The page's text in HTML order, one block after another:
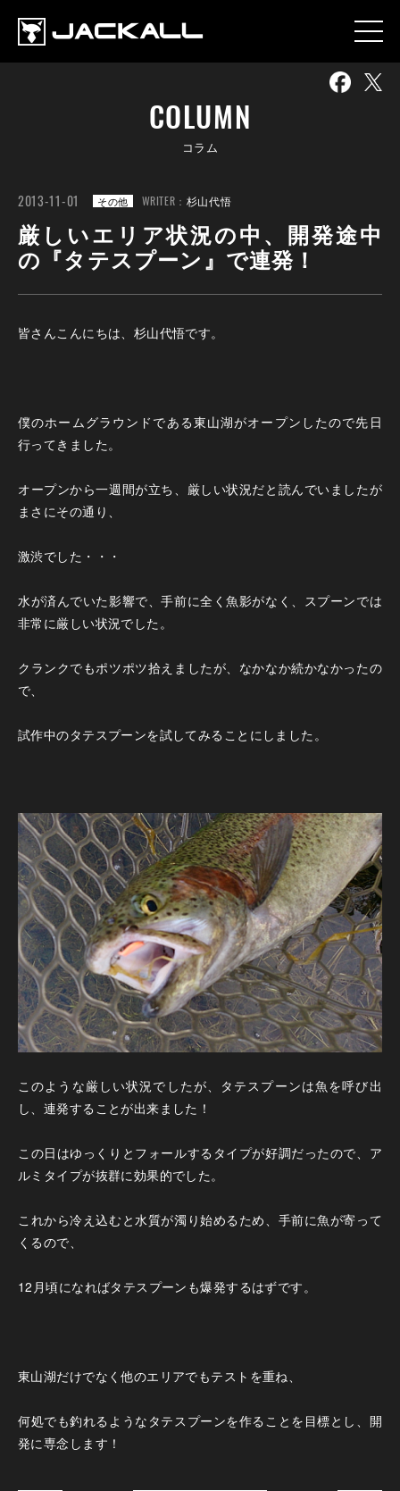
COLUMN
コラム
2013-11-01 その他 WRITER： 杉山代悟
厳しいエリア状況の中、開発途中
の『タテスプーン』で連発！
皆さんこんにちは、杉山代悟です。
僕のホームグラウンドである東山湖がオープンしたので先日
行ってきました。
オープンから一週間が立ち、厳しい状況だと読んでいましたが
まさにその通り、
激渋でした・・・
水が済んでいた影響で、手前に全く魚影がなく、スプーンでは
非常に厳しい状況でした。
クランクでもポツポツ拾えましたが、なかなか続かなかったの
で、
試作中のタテスプーンを試してみることにしました。
このような厳しい状況でしたが、タテスプーンは魚を呼び出
し、連発することが出来ました！
この日はゆっくりとフォールするタイプが好調だったので、ア
ルミタイプが抜群に効果的でした。
これから冷え込むと水質が濁り始めるため、手前に魚が寄って
くるので、
12月頃になればタテスプーンも爆発するはずです。
東山湖だけでなく他のエリアでもテストを重ね、
何処でも釣れるようなタテスプーンを作ることを目標とし、開
発に専念します！